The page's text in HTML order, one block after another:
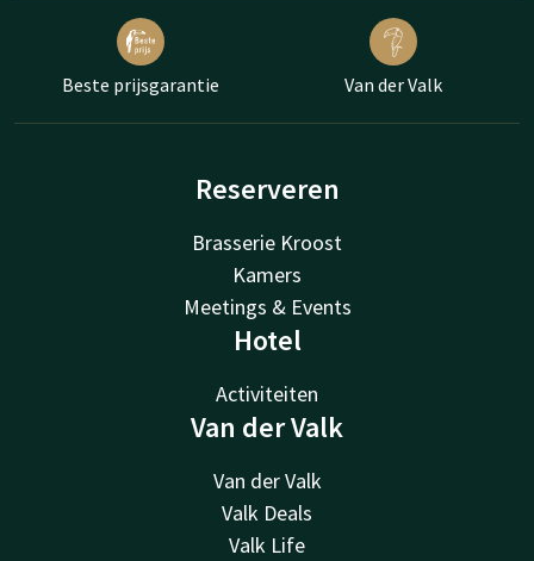
Beste prijsgarantie Van der Valk
Reserveren
Brasserie Kroost
Kamers
Meetings & Events
Hotel
Activiteiten
Van der Valk
Van der Valk
Valk Deals
Valk Life